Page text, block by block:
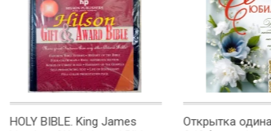
HOLY BIBLE. King James
Открытка